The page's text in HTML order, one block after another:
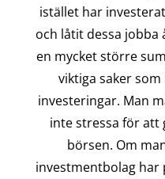
istället har
och låtit dessa jobba
en mycket större
viktiga saker
investeringar. Man
inte stressa för att
börsen. Om
investmentbolag